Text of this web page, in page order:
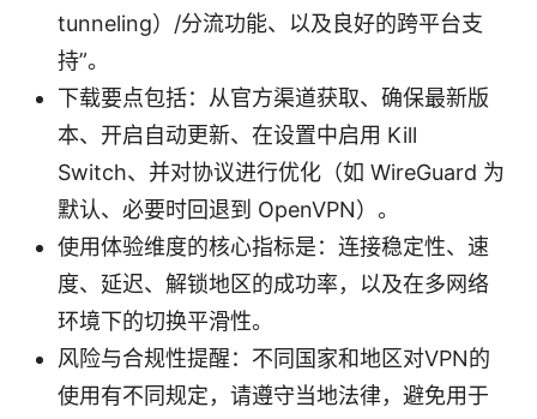
tunneling）/分流功能、以及良好的跨平台支
持”。
下载要点包括：从官方渠道获取、确保最新版
本、开启自动更新、在设置中启用 Kill
Switch、并对协议进行优化（如 WireGuard 为
默认、必要时回退到 OpenVPN）。
使用体验维度的核心指标是：连接稳定性、速
度、延迟、解锁地区的成功率，以及在多网络
环境下的切换平滑性。
风险与合规性提醒：不同国家和地区对VPN的
使用有不同规定，请遵守当地法律，避免用于